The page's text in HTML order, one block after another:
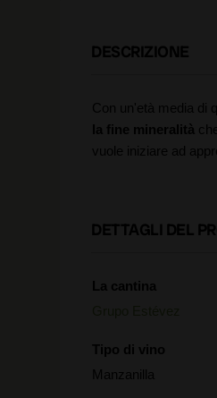
DESCRIZIONE
Con un'età media di
la fine mineralità
vuole iniziare ad
DETTAGLI DEL
La cantina
Tipo di vino
Manzanilla